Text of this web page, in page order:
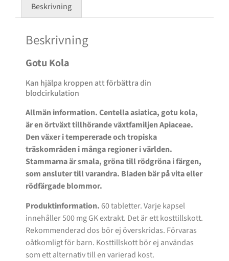
Beskrivning
Beskrivning
Gotu Kola
Kan hjälpa kroppen att förbättra din
blodcirkulation
Allmän information. Centella asiatica, gotu kola,
är en örtväxt tillhörande växtfamiljen Apiaceae.
Den växer i tempererade och tropiska
träskområden i många regioner i världen.
Stammarna är smala, gröna till rödgröna i färgen,
som ansluter till varandra. Bladen bär på vita eller
rödfärgade blommor.
Produktinformation.60 tabletter. Varje kapsel
innehåller 500 mg GK extrakt. Det är ett kosttillskott.
Rekommenderad dos bör ej överskridas. Förvaras
oåtkomligt för barn. Kosttillskott bör ej användas
som ett alternativ till en varierad kost.